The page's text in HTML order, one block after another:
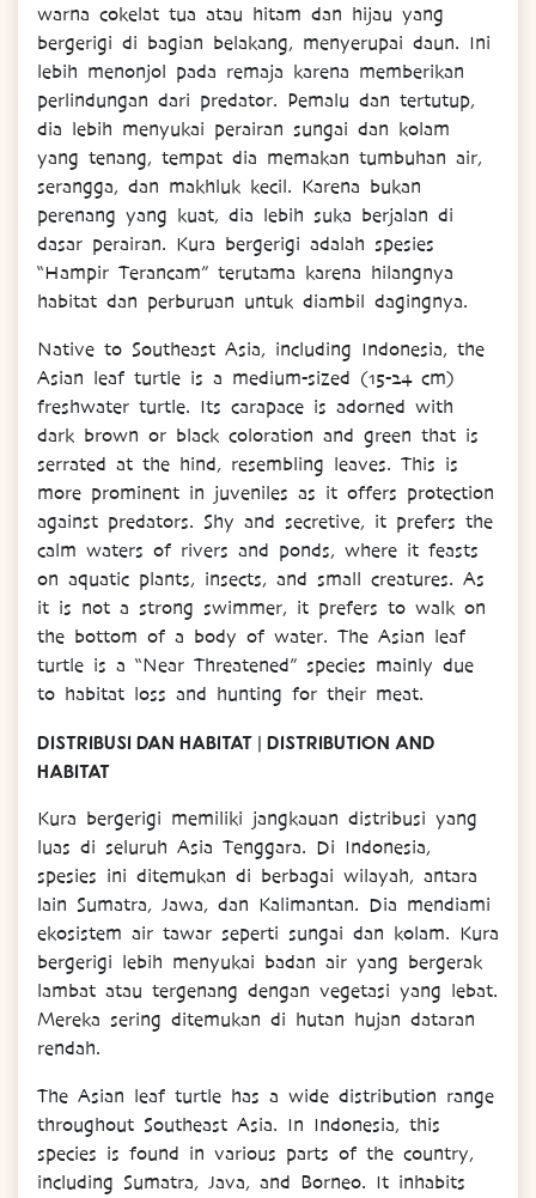
warna cokelat tua atau hitam dan hijau yang
bergerigi di bagian belakang, menyerupai daun. Ini
lebih menonjol pada remaja karena memberikan
perlindungan dari predator. Pemalu dan tertutup,
dia lebih menyukai perairan sungai dan kolam
yang tenang, tempat dia memakan tumbuhan air,
serangga, dan makhluk kecil. Karena bukan
perenang yang kuat, dia lebih suka berjalan di
dasar perairan. Kura bergerigi adalah spesies
“Hampir Terancam” terutama karena hilangnya
habitat dan perburuan untuk diambil dagingnya.
Native to Southeast Asia, including Indonesia, the
Asian leaf turtle is a medium-sized (15-24 cm)
freshwater turtle. Its carapace is adorned with
dark brown or black coloration and green that is
serrated at the hind, resembling leaves. This is
more prominent in juveniles as it offers protection
against predators. Shy and secretive, it prefers the
calm waters of rivers and ponds, where it feasts
on aquatic plants, insects, and small creatures. As
it is not a strong swimmer, it prefers to walk on
the bottom of a body of water. The Asian leaf
turtle is a “Near Threatened” species mainly due
to habitat loss and hunting for their meat.
DISTRIBUSI DAN HABITAT | DISTRIBUTION AND
HABITAT
Kura bergerigi memiliki jangkauan distribusi yang
luas di seluruh Asia Tenggara. Di Indonesia,
spesies ini ditemukan di berbagai wilayah, antara
lain Sumatra, Jawa, dan Kalimantan. Dia mendiami
ekosistem air tawar seperti sungai dan kolam. Kura
bergerigi lebih menyukai badan air yang bergerak
lambat atau tergenang dengan vegetasi yang lebat.
Mereka sering ditemukan di hutan hujan dataran
rendah.
The Asian leaf turtle has a wide distribution range
throughout Southeast Asia. In Indonesia, this
species is found in various parts of the country,
including Sumatra, Java, and Borneo. It inhabits